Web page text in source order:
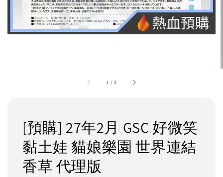
1 /2
[預購] 27年2月 GSC 好微笑
黏土娃 貓娘樂園 世界連結
香草 代理版